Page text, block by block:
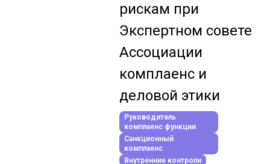
рискам при
Экспертном совете
Ассоциации
комплаенс и
деловой этики
Руководитель
комплаенс функции
Санкционный
комплаенс
Внутренние контроли